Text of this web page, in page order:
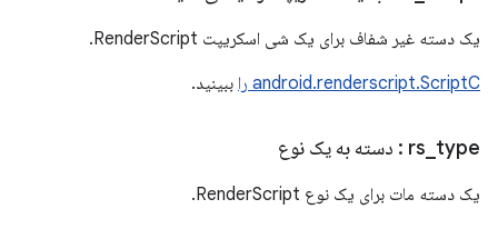
یک دسته غیر شفاف برای یک شی اسکریپت RenderScript.
android.renderscript.ScriptC را
ببینید.
rs type : دسته به یک نوع
یک دسته مات برای یک نوع RenderScript.